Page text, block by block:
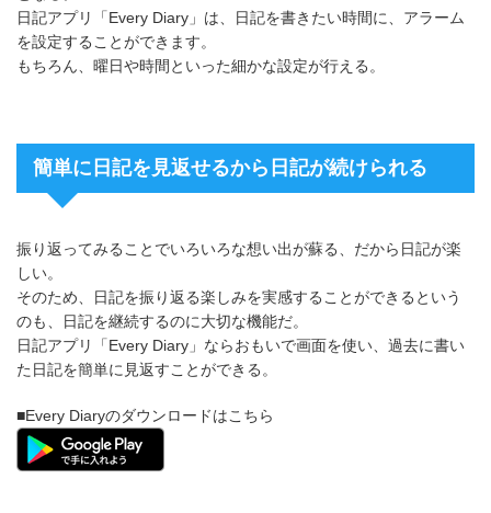
日記アプリ「Every Diary」は、日記を書きたい時間に、アラーム
を設定することができます。
もちろん、曜日や時間といった細かな設定が行える。
簡単に日記を見返せるから日記が続けられる
振り返ってみることでいろいろな想い出が蘇る、だから日記が楽
しい。
そのため、日記を振り返る楽しみを実感することができるという
のも、日記を継続するのに大切な機能だ。
日記アプリ「Every Diary」ならおもいで画面を使い、過去に書い
た日記を簡単に見返すことができる。
■Every Diaryのダウンロードはこちら